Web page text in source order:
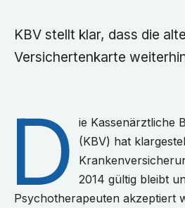
KBV stellt klar, dass die alte
Versichertenkarte
D
ie Kassenärztliche
(KBV) hat
2014 gültig bleibt
Psychotherapeuten akzeptiert